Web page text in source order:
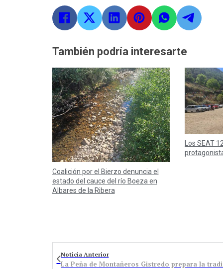
También podría interesarte
Coalición por el Bierzo denuncia el
estado del cauce del río Boeza en
Albares de la Ribera
Los SEAT
Noticia Anterior